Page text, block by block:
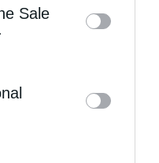
by us to
List of
Sale